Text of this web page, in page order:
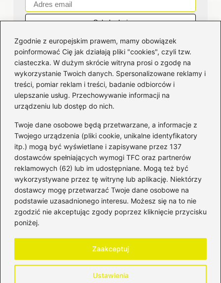
Zgodnie z europejskim prawem, mamy obowiązek
poinformować Cię jak działają pliki "cookies", czyli tzw.
ciasteczka. W dużym skrócie witryna prosi o zgodę na
wykorzystanie Twoich danych. Spersonalizowane reklamy i
treści, pomiar reklam i treści, badanie odbiorców i
ulepszanie usług. Przechowywanie informacji na
urządzeniu lub dostęp do nich.
Twoje dane osobowe będą przetwarzane, a informacje z
Twojego urządzenia (pliki cookie, unikalne identyfikatory
itp.) mogą być wyświetlane i zapisywane przez 137
dostawców spełniających wymogi TFC oraz partnerów
reklamowych (62) lub im udostępniane. Mogą też być
wykorzystywane przez tę witrynę lub aplikację. Niektórzy
dostawcy mogę przetwarzać Twoje dane osobowe na
podstawie uzasadnionego interesu. Możesz się na to nie
zgodzić nie akceptując zgody poprzez kliknięcie przycisku
poniżej.
Ustawienia
Zaakceptuj
Kategorie
Bankowość (181)
Fundusze
(36)
Giełda(28)
Inwestycje(49)
Rentowność(32)
Rozliczenia(196)
Świadczenia socjalne(59)
Waluty(21)
Windykacja(49)
Polityka prywatności